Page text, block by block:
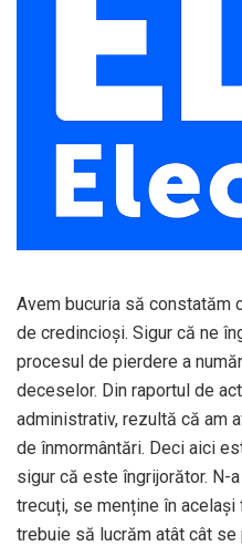
Avem bucuria să constatăm
de credincioși. Sigur că ne
procesul de pierdere a
deceselor. Din raportul de
administrativ, rezultă că am
de înmormântări. Deci aici
sigur că este îngrijorător. N-
trecuți, se menține în
trebuie să lucrăm atât cât